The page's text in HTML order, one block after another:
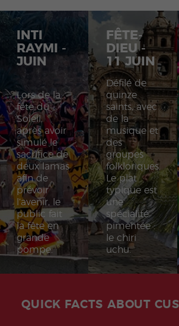
INTI
RAYMI -
JUIN
Lors de la
fête du
Soleil,
après avoir
simulé le
sacrifice de
deux lamas
afin de
prévoir
l’avenir, le
public fait
la fête en
grande
pompe.
FÊTE-
DIEU -
11 JUIN
Défilé de
quinze
saints, avec
de la
musique et
des
groupes
folkloriques.
Le plat
typique est
une
spécialité
pimentée :
le chiri
uchu.
QUICK FACTS ABOUT